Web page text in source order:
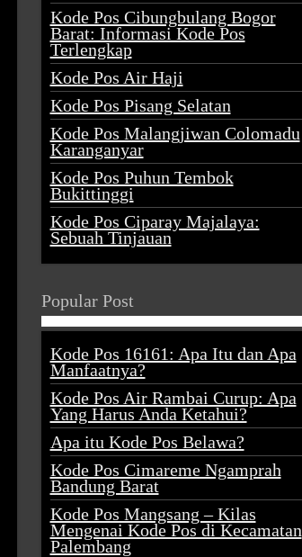
Kode Pos Cibungbulang Bogor
Barat: Informasi Kode Pos
Terlengkap
Kode Pos Air Haji
Kode Pos Pisang Selatan
Kode Pos Malangjiwan Colomadu
Karanganyar
Kode Pos Puhun Tembok
Bukittinggi
Kode Pos Ciparay Majalaya:
Sebuah Tinjauan
Popular Post
Kode Pos 16161: Apa Itu dan Apa
Manfaatnya?
Kode Pos Air Rambai Curup: Apa
Yang Harus Anda Ketahui?
Apa itu Kode Pos Belawa?
Kode Pos Cimareme Ngamprah
Bandung Barat
Kode Pos Mangsang – Kilas
Mengenai Kode Pos di Kecamatan
Palembang